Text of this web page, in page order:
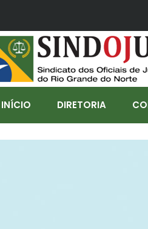
INÍCIO DIRETORIA